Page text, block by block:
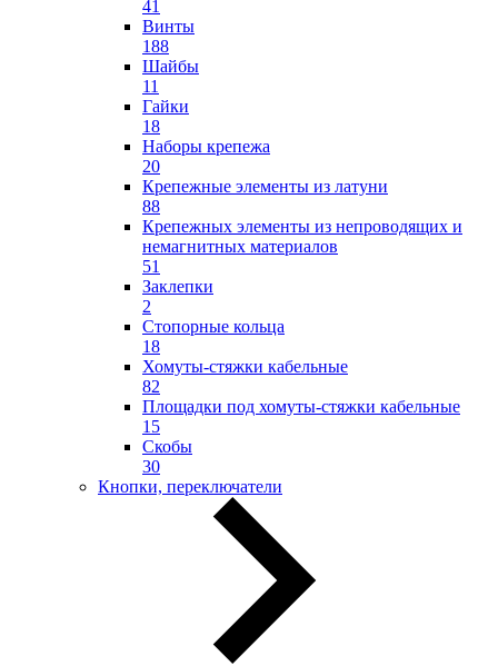
41
Винты
188
Шайбы
11
Гайки
18
Наборы крепежа
20
Крепежные элементы из латуни
88
Крепежных элементы из непроводящих и
немагнитных материалов
51
Заклепки
2
Стопорные кольца
18
Хомуты-стяжки кабельные
82
Площадки под хомуты-стяжки кабельные
15
Скобы
30
Кнопки, переключатели